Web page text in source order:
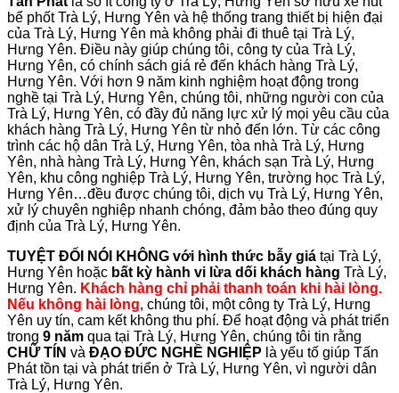
bể phốt Trà Lý, Hưng Yên và hệ thống trang thiết bị hiện đại
của Trà Lý, Hưng Yên mà không phải đi thuê tại Trà Lý,
Hưng Yên. Điều này giúp chúng tôi, công ty của Trà Lý,
Hưng Yên, có chính sách giá rẻ đến khách hàng Trà Lý,
Hưng Yên. Với hơn 9 năm kinh nghiệm hoạt động trong
nghề tại Trà Lý, Hưng Yên, chúng tôi, những người con của
Trà Lý, Hưng Yên, có đầy đủ năng lực xử lý mọi yêu cầu của
khách hàng Trà Lý, Hưng Yên từ nhỏ đến lớn. Từ các công
trình các hộ dân Trà Lý, Hưng Yên, tòa nhà Trà Lý, Hưng
Yên, nhà hàng Trà Lý, Hưng Yên, khách sạn Trà Lý, Hưng
Yên, khu công nghiệp Trà Lý, Hưng Yên, trường học Trà Lý,
Hưng Yên…đều được chúng tôi, dịch vụ Trà Lý, Hưng Yên,
xử lý chuyên nghiệp nhanh chóng, đảm bảo theo đúng quy
định của Trà Lý, Hưng Yên.
TUYỆT ĐỐI NÓI KHÔNG với hình thức bẫy giá tại Trà Lý,
Hưng Yên hoặc bất kỳ hành vi lừa dối khách hàng Trà Lý,
Hưng Yên. Khách hàng chỉ phải thanh toán khi hài lòng.
Nếu không hài lòng, chúng tôi, một công ty Trà Lý, Hưng
Yên uy tín, cam kết không thu phí. Để hoạt động và phát triển
trong 9 năm qua tại Trà Lý, Hưng Yên, chúng tôi tin rằng
CHỮ TÍN và ĐẠO ĐỨC NGHỀ NGHIỆP là yếu tố giúp Tấn
Phát tồn tại và phát triển ở Trà Lý, Hưng Yên, vì người dân
Trà Lý, Hưng Yên.